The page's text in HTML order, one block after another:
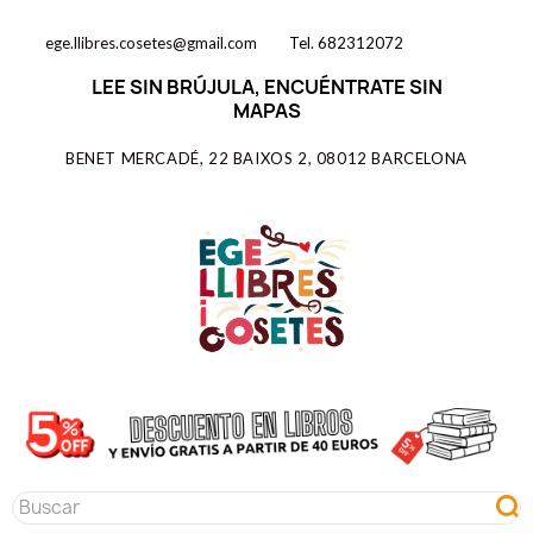
ege.llibres.cosetes@gmail.com Tel. 682312072
LEE SIN BRÚJULA, ENCUÉNTRATE SIN
MAPAS
BENET MERCADÉ, 22 BAIXOS 2, 08012 BARCELONA